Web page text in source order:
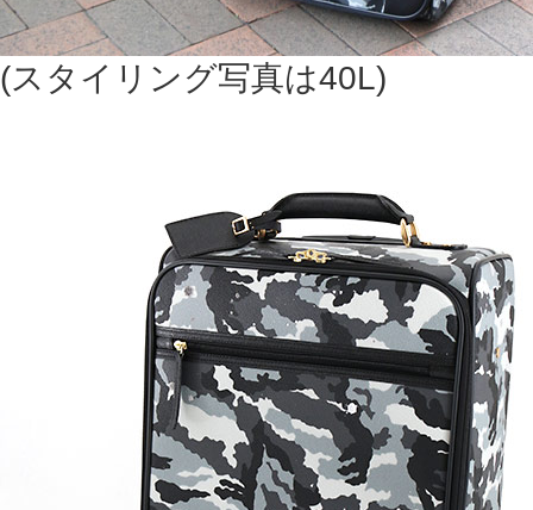
(スタイリング写真は40L)